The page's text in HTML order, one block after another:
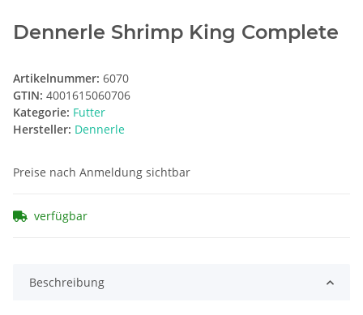
Dennerle Shrimp King Complete
Artikelnummer: 6070
GTIN: 4001615060706
Kategorie: Futter
Hersteller: Dennerle
Preise nach Anmeldung sichtbar
verfügbar
Beschreibung